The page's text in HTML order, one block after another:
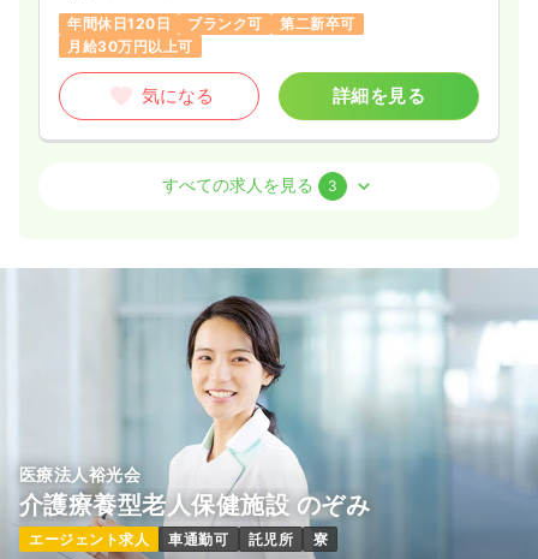
年間休日120日
ブランク可
第二新卒可
月給30万円以上可
気になる 詳細を見る
8:30～17:30
（休憩60分）
年間休日120日
気になる
訪問看護正看護師
日勤のみ（常勤）
すべての求人を見る 3
医療法人裕光会
介護療養型老人保健施設 のぞみ
エージェント求人 車通勤可 託児所 寮